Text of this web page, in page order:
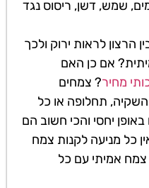
שמש, דשן, ריסוס נגד
הרצון לראות ירוק ולכך
אם כן האם
מחיר? צמחים
השקיה, תחלופה או כל
יחסי והכי חשוב הם
כל מניעה לקנות צמח
צמח אמיתי עם כל